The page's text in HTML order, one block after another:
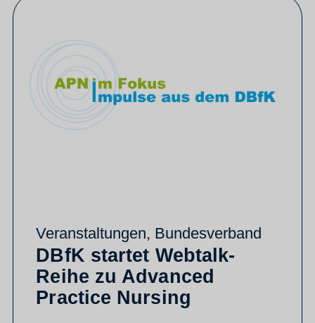
Veranstaltungen, Bundesverband
DBfK startet Webtalk-
Reihe zu Advanced
Practice Nursing